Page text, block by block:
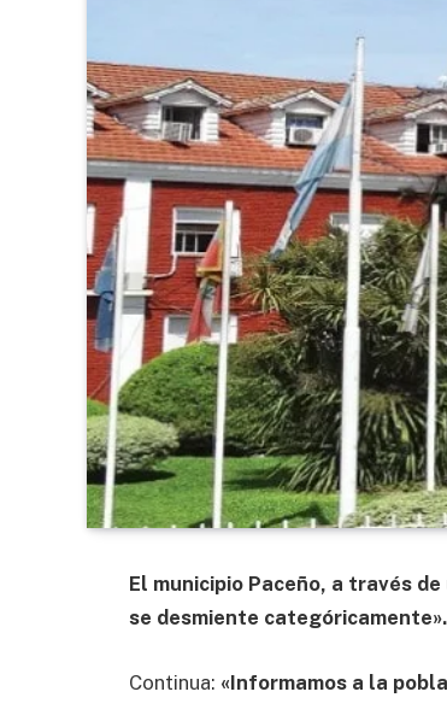
El municipio Paceño, a través
se desmiente categóricamente».
Continua: «Informamos a la